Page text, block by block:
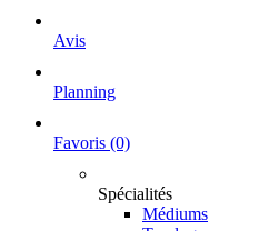
Avis
Planning
Favoris (0)
Spécialités
Médiums